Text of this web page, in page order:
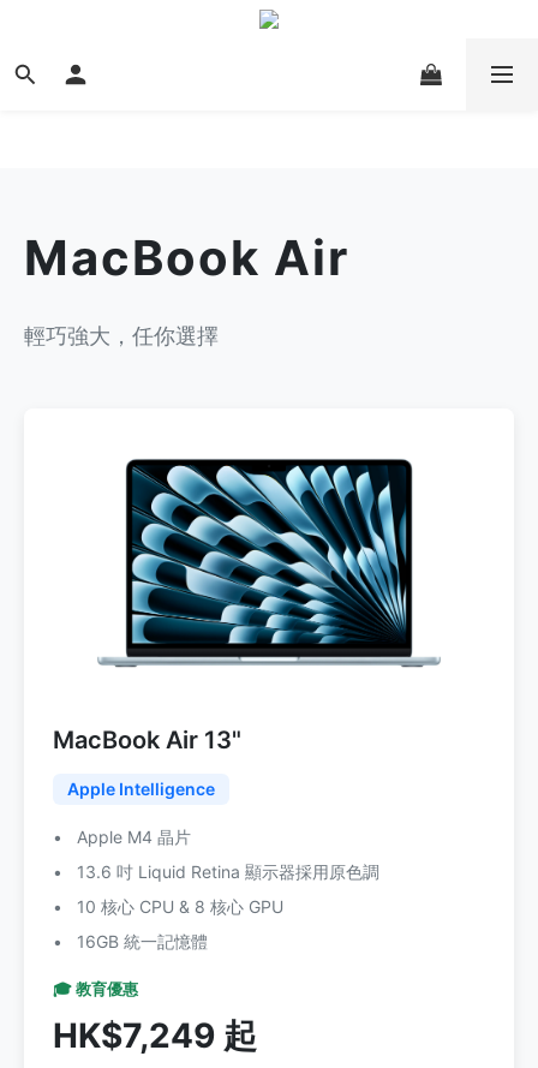
MacBook Air
輕巧強大，任你選擇
MacBook Air 13"
Apple Intelligence
Apple M4 晶片
13.6 吋 Liquid Retina 顯示器採用原色調
10 核心 CPU & 8 核心 GPU
16GB 統一記憶體
🎓 教育優惠
HK$7,249 起